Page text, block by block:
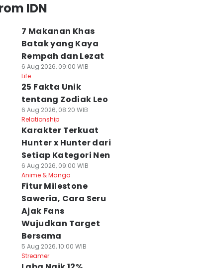
IDN
7 Makanan Khas
Batak yang Kaya
Rempah dan Lezat
6 Aug 2026, 09:00 WIB
Life
25 Fakta Unik
tentang Zodiak Leo
6 Aug 2026, 08:20 WIB
Relationship
Karakter Terkuat
Hunter x Hunter dari
Setiap Kategori Nen
6 Aug 2026, 09:00 WIB
Anime & Manga
Fitur Milestone
Saweria, Cara Seru
Ajak Fans
Wujudkan Target
Bersama
5 Aug 2026, 10:00 WIB
Streamer